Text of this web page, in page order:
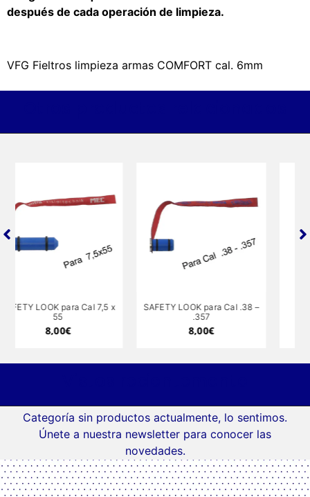
después de cada operación de limpieza.
VFG Fieltros limpieza armas COMFORT cal. 6mm
SAFETY LOOK para Cal .38 –
8,00
AIR ARMS Adaptador 1/8
macho a 1/4 BSP hembra
(Z2128-200)
Categoría sin productos actualmente, lo sentimos.
Únete a nuestra newsletter para conocer las
novedades.